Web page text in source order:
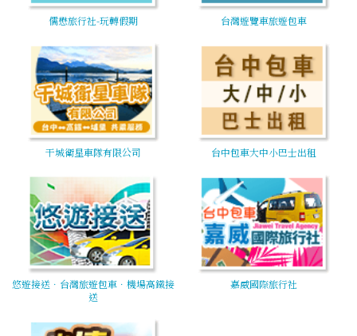
儒懋旅行社-玩轉假期 台灣遊覽車旅遊包車
干城衛星車隊有限公司 台中包車大中小巴士出租
悠遊接送．台灣旅遊包車．機場高鐵接
送
嘉威國際旅行社